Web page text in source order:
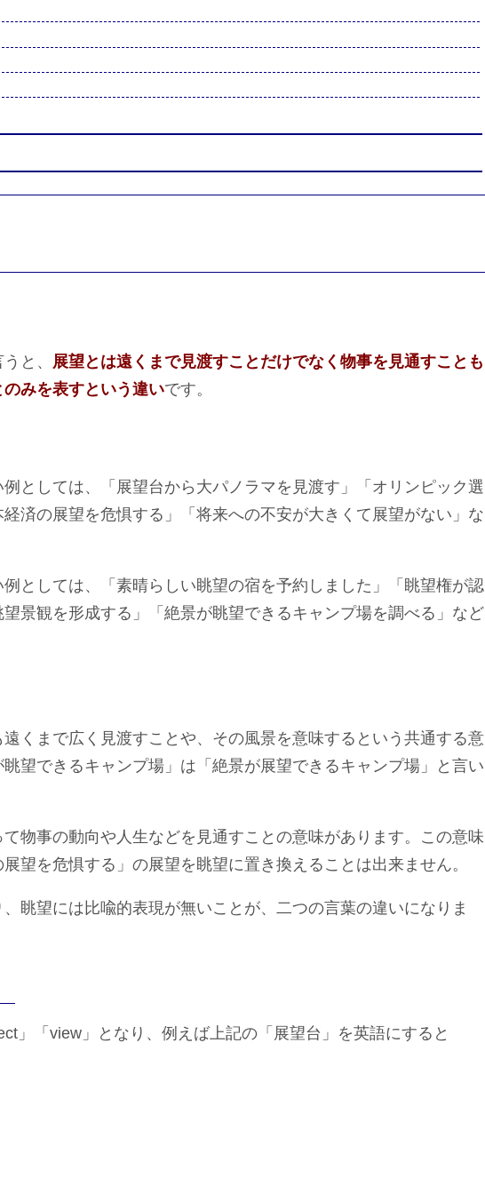
と、 展望とは遠くまで見渡すことだけでなく物事を見通すことも
みを表すという違いです。
としては、「展望台から大パノラマを見渡す」「オリンピック選
済の展望を危惧する」「将来への不安が大きくて展望がない」な
としては、「素晴らしい眺望の宿を予約しました」「眺望権が認
景観を形成する」「絶景が眺望できるキャンプ場を調べる」など
くまで広く見渡すことや、その風景を意味するという共通する意
望できるキャンプ場」は「絶景が展望できるキャンプ場」と言い
物事の動向や人生などを見通すことの意味があります。この意味
望を危惧する」の展望を眺望に置き換えることは出来ません。
眺望には比喩的表現が無いことが、二つの言葉の違いになりま
」「view」となり、例えば上記の「展望台」を英語にすると